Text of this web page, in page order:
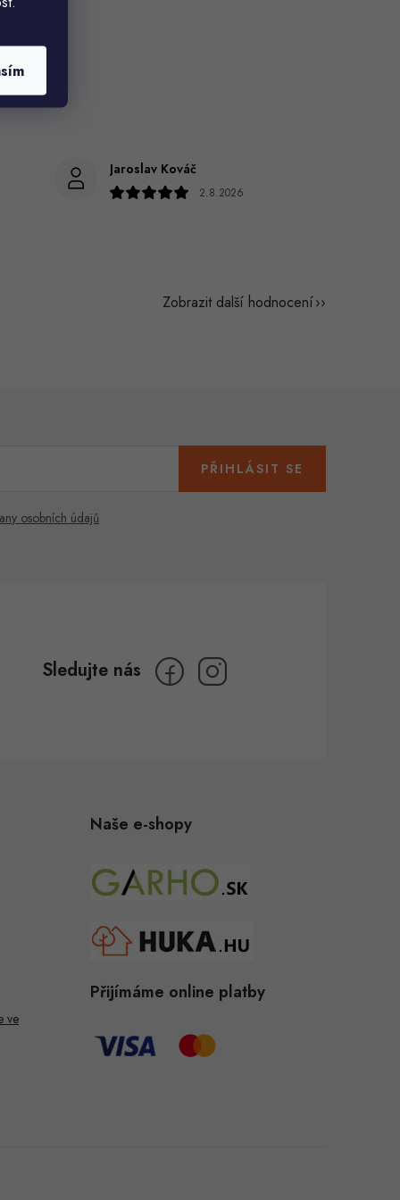
Jaroslav Kováč
2.8.2026
Zobrazit další hodnocení
osobních údajů
PŘIHLÁSIT SE
ve
Naše e-shopy
Přijímáme online platby